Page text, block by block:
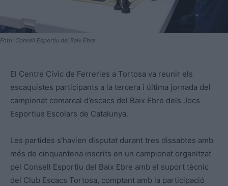
Foto: Consell Esportiu del Baix Ebre
El Centre Cívic de Ferreries a Tortosa va reunir els
escaquistes participants a la tercera i última jornada del
campionat comarcal d’escacs del Baix Ebre dels Jocs
Esportius Escolars de Catalunya.
Les partides s’havien disputat durant tres dissabtes amb
més de cinquantena inscrits en un campionat organitzat
pel Consell Esportiu del Baix Ebre amb el suport tècnic
del Club Escacs Tortosa, comptant amb la participació